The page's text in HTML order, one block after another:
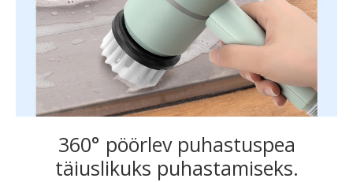
360° pöörlev puhastuspea
täiuslikuks puhastamiseks.